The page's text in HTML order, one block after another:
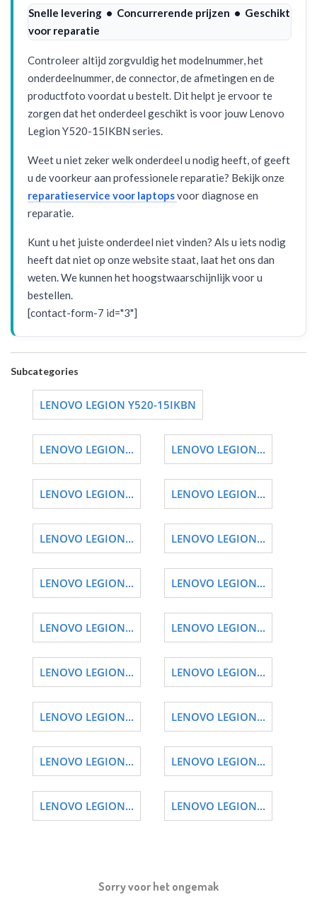
Snelle levering • Concurrerende prijzen • Geschikt
voor reparatie
Controleer altijd zorgvuldig het modelnummer, het
onderdeelnummer, de connector, de afmetingen en de
productfoto voordat u bestelt. Dit helpt je ervoor te
zorgen dat het onderdeel geschikt is voor jouw Lenovo
Legion Y520-15IKBN series.
Weet u niet zeker welk onderdeel u nodig heeft, of geeft
u de voorkeur aan professionele reparatie? Bekijk onze
reparatieservice voor laptopsvoor diagnose en
reparatie.
Kunt u het juiste onderdeel niet vinden? Als u iets nodig
heeft dat niet op onze website staat, laat het ons dan
weten. We kunnen het hoogstwaarschijnlijk voor u
bestellen.
[contact-form-7 id="3"]
Subcategories
LENOVO LEGION Y520-15IKBN
LENOVO LEGION... LENOVO LEGION...
LENOVO LEGION... LENOVO LEGION...
LENOVO LEGION... LENOVO LEGION...
LENOVO LEGION... LENOVO LEGION...
LENOVO LEGION... LENOVO LEGION...
LENOVO LEGION... LENOVO LEGION...
LENOVO LEGION... LENOVO LEGION...
LENOVO LEGION... LENOVO LEGION...
LENOVO LEGION... LENOVO LEGION...
Sorry voor het ongemak